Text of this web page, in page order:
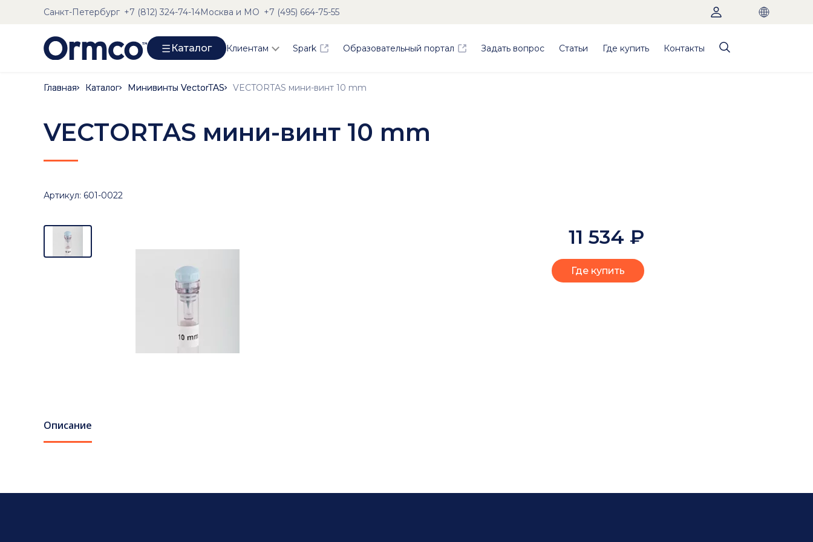
Санкт-Петербург +7 (812) 324-74-14Москва и МО +7 (495) 664-75-55
Каталог Клиентам Spark Образовательный портал Задать вопрос Статьи Где купить Контакты
Главная
Главная Каталог
Каталог Минивинты VectorTAS
Минивинты VectorTAS VECTORTAS мини-винт 10 mm
VECTORTAS мини-винт 10 mm
Артикул: 601-0022
11 534 ₽
Где купить
Описание